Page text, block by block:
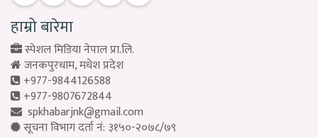
हाम्रो बारेमा
स्पेशल मिडिया नेपाल प्रा.लि.
जनकपुरधाम, मधेश प्रदेश
+977-9844126588
+977-9807672844
spkhabarjnk@gmail.com
सूचना विभाग दर्ता नं: ३१५०-२०७८/७९